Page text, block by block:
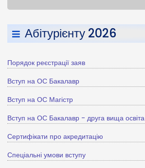
Абітурієнту 2026
Порядок реєстрації заяв
Вступ на ОС Бакалавр
Вступ на ОС Магістр
Вступ на ОС Бакалавр - друга вища освіта
Сертифікати про акредитацію
Спеціальні умови вступу